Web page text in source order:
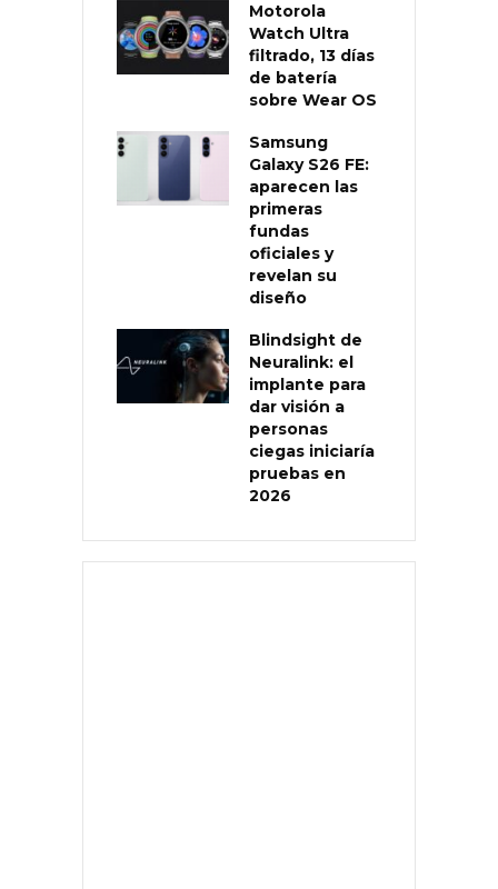
Motorola
Watch Ultra
filtrado, 13 días
de batería
sobre Wear OS
Samsung
Galaxy S26 FE:
aparecen las
primeras
fundas
oficiales y
revelan su
diseño
Blindsight de
Neuralink: el
implante para
dar visión a
personas
ciegas iniciaría
pruebas en
2026